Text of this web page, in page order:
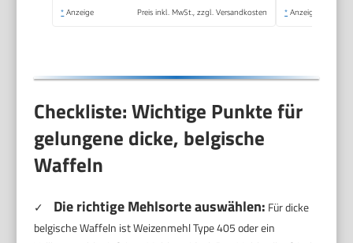
Ostern &
* Anzeige Preis inkl. MwSt., zzgl. Versandkosten * Anzeige
Checkliste: Wichtige Punkte für
gelungene dicke, belgische
Waffeln
✓ Die richtige Mehlsorte auswählen: Für dicke
belgische Waffeln ist Weizenmehl Type 405 oder ein